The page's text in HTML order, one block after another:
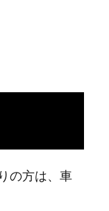
の方は、車